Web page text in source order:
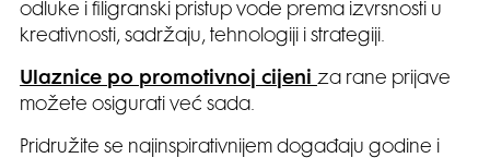
odluke i filigranski pristup vode prema izvrsnosti u
kreativnosti, sadržaju, tehnologiji i strategiji.
Ulaznice po promotivnoj cijeni za rane prijave
možete osigurati već sada.
Pridružite se najinspirativnijem događaju godine i